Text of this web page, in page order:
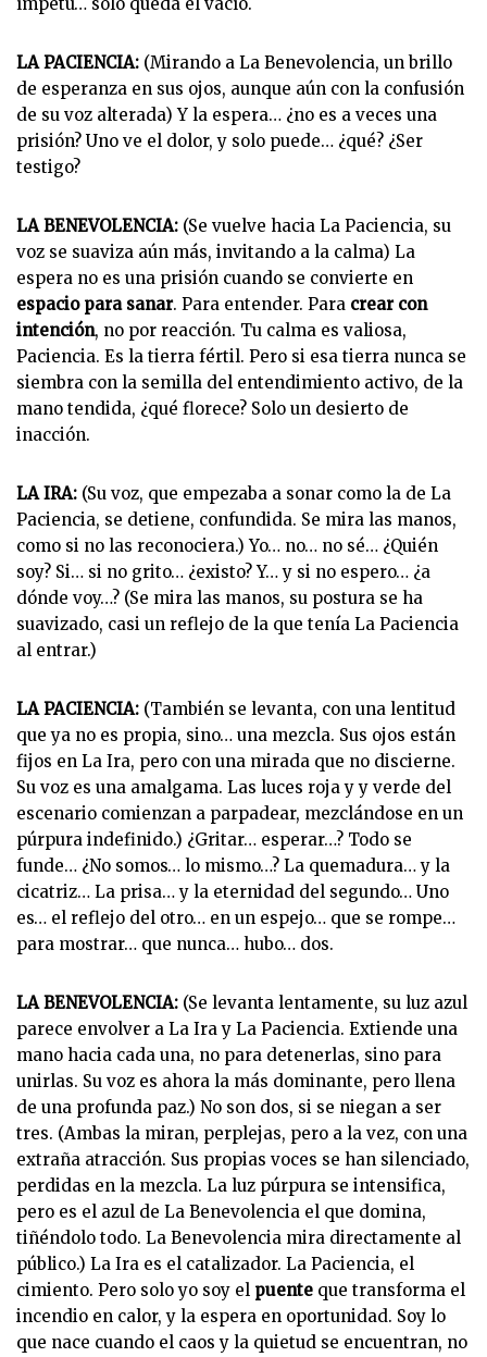
LA PACIENCIA: (Mirando a La Benevolencia, un brillo
de esperanza en sus ojos, aunque aún con la confusión
de su voz alterada) Y la espera… ¿no es a veces una
prisión? Uno ve el dolor, y solo puede… ¿qué? ¿Ser
testigo?
LA BENEVOLENCIA: (Se vuelve hacia La Paciencia, su
voz se suaviza aún más, invitando a la calma) La
espera no es una prisión cuando se convierte en
espacio para sanar. Para entender. Para crear con
intención, no por reacción. Tu calma es valiosa,
Paciencia. Es la tierra fértil. Pero si esa tierra nunca se
siembra con la semilla del entendimiento activo, de la
mano tendida, ¿qué florece? Solo un desierto de
inacción.
LA IRA: (Su voz, que empezaba a sonar como la de La
Paciencia, se detiene, confundida. Se mira las manos,
como si no las reconociera.) Yo… no… no sé… ¿Quién
soy? Si… si no grito… ¿existo? Y… y si no espero… ¿a
dónde voy…? (Se mira las manos, su postura se ha
suavizado, casi un reflejo de la que tenía La Paciencia
al entrar.)
LA PACIENCIA: (También se levanta, con una lentitud
que ya no es propia, sino… una mezcla. Sus ojos están
fijos en La Ira, pero con una mirada que no discierne.
Su voz es una amalgama. Las luces roja y y verde del
escenario comienzan a parpadear, mezclándose en un
púrpura indefinido.) ¿Gritar… esperar…? Todo se
funde… ¿No somos… lo mismo…? La quemadura… y la
cicatriz… La prisa… y la eternidad del segundo… Uno
es… el reflejo del otro… en un espejo… que se rompe…
para mostrar… que nunca… hubo… dos.
LA BENEVOLENCIA: (Se levanta lentamente, su luz azul
parece envolver a La Ira y La Paciencia. Extiende una
mano hacia cada una, no para detenerlas, sino para
unirlas. Su voz es ahora la más dominante, pero llena
de una profunda paz.) No son dos, si se niegan a ser
tres. (Ambas la miran, perplejas, pero a la vez, con una
extraña atracción. Sus propias voces se han silenciado,
perdidas en la mezcla. La luz púrpura se intensifica,
pero es el azul de La Benevolencia el que domina,
tiñéndolo todo. La Benevolencia mira directamente al
público.) La Ira es el catalizador. La Paciencia, el
cimiento. Pero solo yo soy el puente que transforma el
incendio en calor, y la espera en oportunidad. Soy lo
que nace cuando el caos y la quietud se encuentran, no